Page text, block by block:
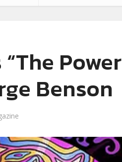
Power
Benson